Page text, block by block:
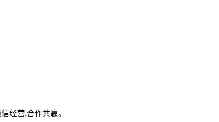
经营,合作共赢。